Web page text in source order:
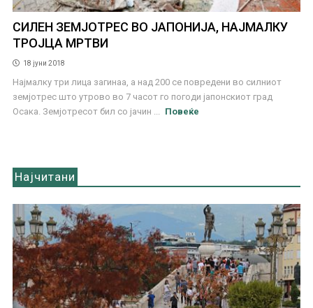
СИЛЕН ЗЕМЈОТРЕС ВО ЈАПОНИЈА, НАЈМАЛКУ
ТРОЈЦА МРТВИ
18 јуни 2018
Најмалку три лица загинаа, а над 200 се повредени во силниот
земјотрес што утрово во 7 часот го погоди јапонскиот град
Осака. Земјотресот бил со јачин ...
Повеќе
Најчитани